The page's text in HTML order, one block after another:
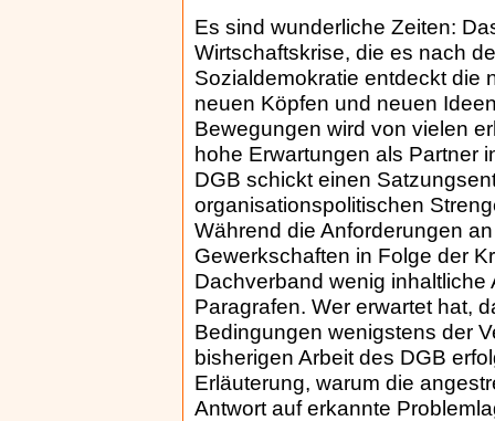
Es sind wunderliche Zeiten:
Wirtschaftskrise, die es nach
Sozialdemokratie entdeckt die
neuen Köpfen und neuen
Bewegungen wird von vielen
hohe Erwartungen als Partner
DGB schickt einen
organisationspolitischen
Während die Anforderungen
Gewerkschaften in Folge der
Dachverband wenig
Paragrafen. Wer erwartet hat,
Bedingungen wenigstens der
bisherigen Arbeit des DGB
Erläuterung, warum die
Antwort auf erkannte